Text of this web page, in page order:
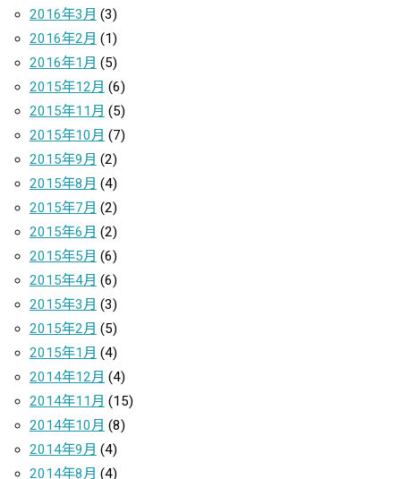
2016年3月 (3)
2016年2月 (1)
2016年1月 (5)
2015年12月 (6)
2015年11月 (5)
2015年10月 (7)
2015年9月 (2)
2015年8月 (4)
2015年7月 (2)
2015年6月 (2)
2015年5月 (6)
2015年4月 (6)
2015年3月 (3)
2015年2月 (5)
2015年1月 (4)
2014年12月 (4)
2014年11月 (15)
2014年10月 (8)
2014年9月 (4)
2014年8月 (4)